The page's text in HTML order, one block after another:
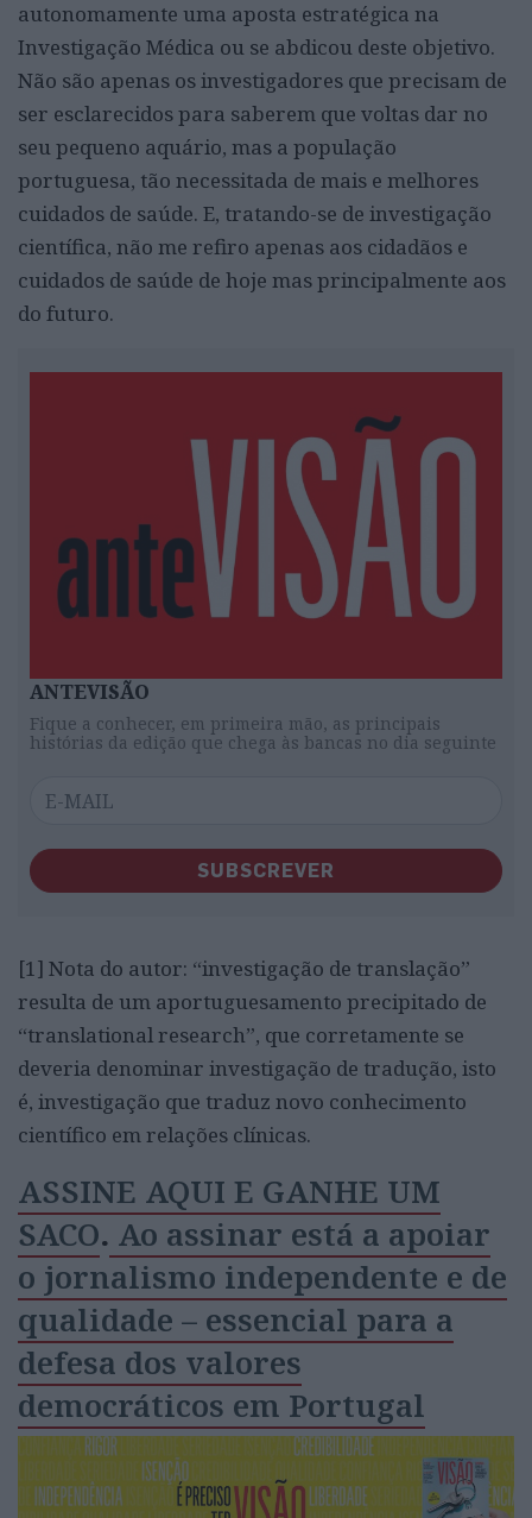
autonomamente uma aposta estratégica na
Investigação Médica ou se abdicou deste objetivo.
Não são apenas os investigadores que precisam de
ser esclarecidos para saberem que voltas dar no
seu pequeno aquário, mas a população
portuguesa, tão necessitada de mais e melhores
cuidados de saúde. E, tratando-se de investigação
científica, não me refiro apenas aos cidadãos e
cuidados de saúde de hoje mas principalmente aos
do futuro.
ANTEVISÃO
Fique a conhecer, em primeira mão, as principais
histórias da edição que chega às bancas no dia seguinte
SUBSCREVER
[1] Nota do autor: “investigação de translação”
resulta de um aportuguesamento precipitado de
“translational research”, que corretamente se
deveria denominar investigação de tradução, isto
é, investigação que traduz novo conhecimento
científico em relações clínicas.
ASSINE AQUI E GANHE UM
SACO. Ao assinar está a apoiar
o jornalismo independente e de
qualidade – essencial para a
defesa dos valores
democráticos em Portugal